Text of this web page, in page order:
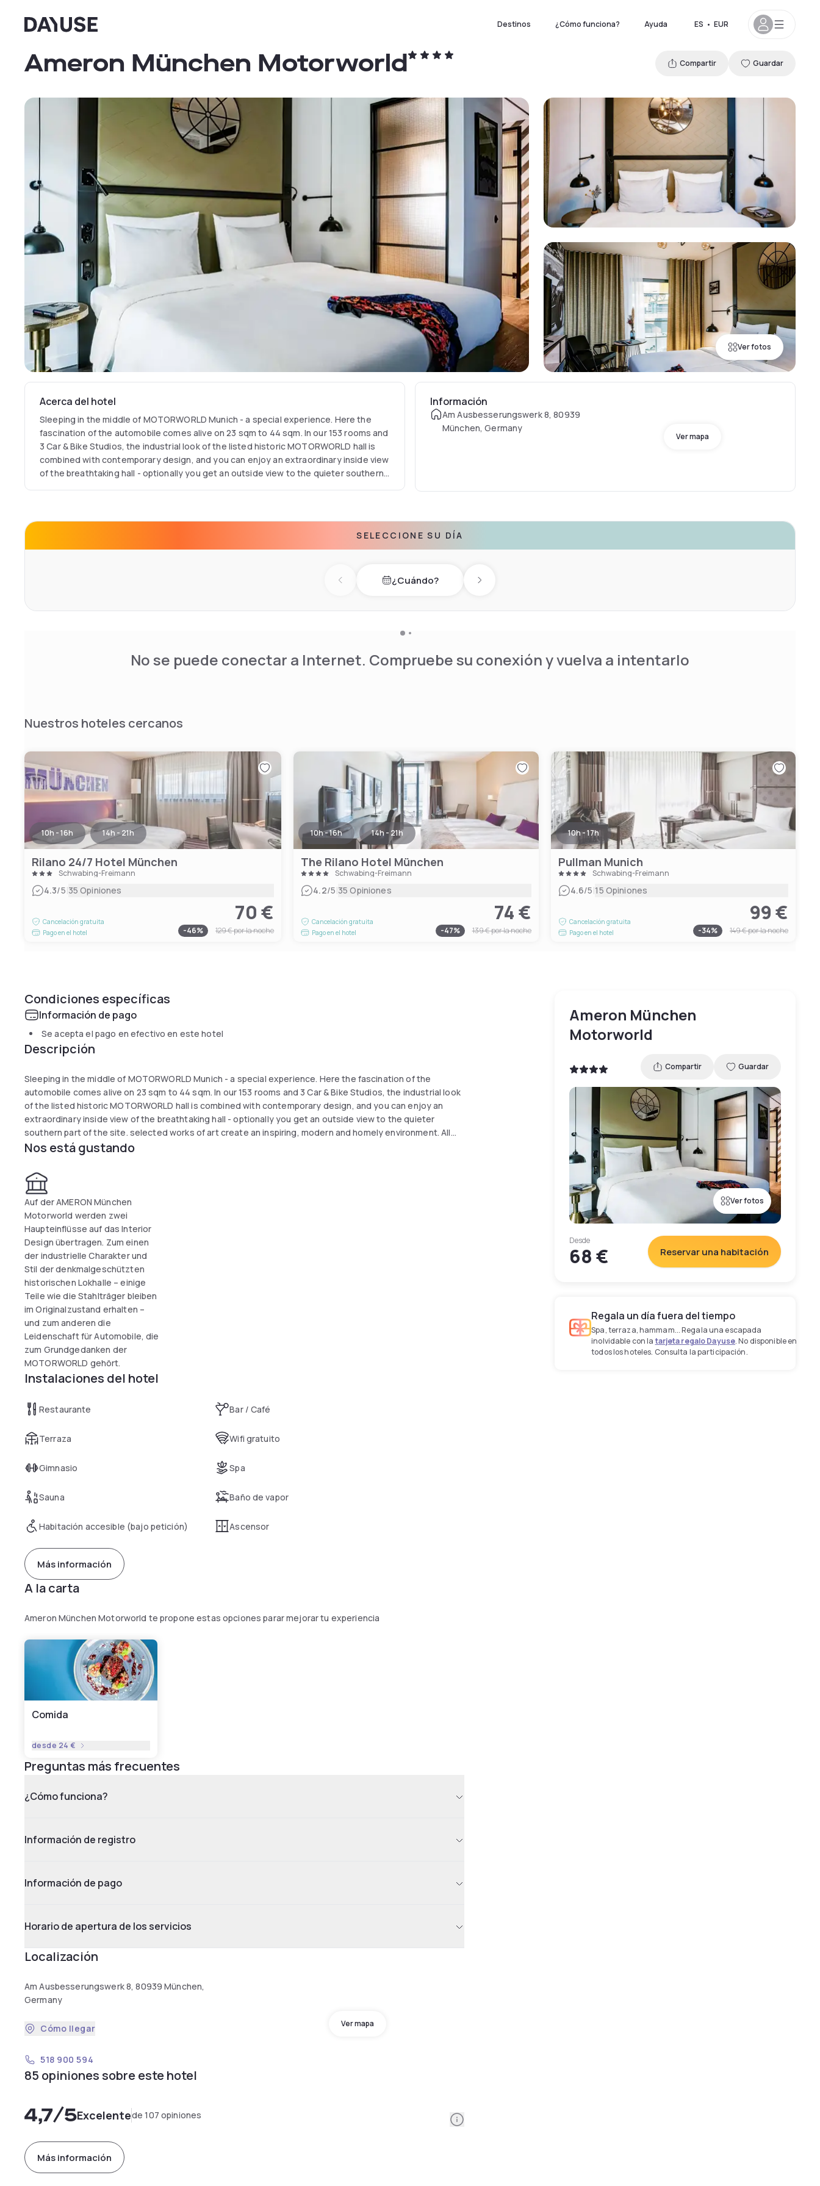
Dayuse Destinos ¿Cómo funciona? Ayuda ES • EUR
Ver fotos
Ameron München Motorworld Compartir Guardar
Acerca del hotel
Sleeping in the middle of MOTORWORLD Munich - a special experience. Here the
fascination of the automobile comes alive on 23 sqm to 44 sqm. In our 153 rooms and
3 Car & Bike Studios, the industrial look of the listed historic MOTORWORLD hall is
combined with contemporary design, and you can enjoy an extraordinary inside view
of the breathtaking hall - optionally you get an outside view to the quieter southern
Información
Am Ausbesserungswerk 8, 80939
München, Germany
Ver mapa
SELECCIONE SU DÍA
Previous day¿Cuándo? Next day
No se puede conectar a Internet. Compruebe su conexión y vuelva a intentarlo
Nuestros hoteles cercanos
10h - 16h 14h - 21h
Rilano 24/7 Hotel München
Schwabing-Freimann
4.3/5|35 Opiniones
Cancelación gratuita
Pago en el hotel
70 €
-46% 129 €por la noche
10h - 16h 14h - 21h
The Rilano Hotel München
Schwabing-Freimann
4.2/5|35 Opiniones
Cancelación gratuita
Pago en el hotel
74 €
-47% 139 €por la noche
10h - 17h
Pullman Munich
Schwabing-Freimann
4.6/5|15 Opiniones
Cancelación gratuita
Pago en el hotel
99 €
-34% 149 €por la noche
Condiciones específicas
Información de pago
Se acepta el pago en efectivo en este hotel
Descripción
Sleeping in the middle of MOTORWORLD Munich - a special experience. Here the fascination of the
automobile comes alive on 23 sqm to 44 sqm. In our 153 rooms and 3 Car & Bike Studios, the industrial look
of the listed historic MOTORWORLD hall is combined with contemporary design, and you can enjoy an
extraordinary inside view of the breathtaking hall - optionally you get an outside view to the quieter
southern part of the site. selected works of art create an inspiring, modern and homely environment. All
our rooms are equipped with Air conditioning, Safe, Telephone, Digital room control, Free WLAN, Coffee
maker and minibar. Free use of our vitality included.
Nos está gustando
Auf der AMERON München
Motorworld werden zwei
Haupteinflüsse auf das Interior
Design übertragen. Zum einen
der industrielle Charakter und
Stil der denkmalgeschützten
historischen Lokhalle – einige
Teile wie die Stahlträger bleiben
im Originalzustand erhalten –
und zum anderen die
Leidenschaft für Automobile, die
zum Grundgedanken der
MOTORWORLD gehört.
Instalaciones del hotel
Restaurante Bar / Café
Terraza Wifi gratuito
Gimnasio Spa
Sauna Baño de vapor
Habitación accesible (bajo petición) Ascensor
Más información
A la carta
Ameron München Motorworld te propone estas opciones parar mejorar tu experiencia
Comida
desde 24 €
Preguntas más frecuentes
¿Cómo funciona?
Información de registro
Información de pago
Horario de apertura de los servicios
Localización
Am Ausbesserungswerk 8, 80939 München,
Germany
Ver mapa
Cómo llegar
518 900 594
85 opiniones sobre este hotel
4,7/5Excelentede 107 opiniones Information
Más información
Ameron München
Motorworld
Compartir Guardar
Ver fotos
Desde
68 € Reservar una habitación
Regala un día fuera del tiempo
Spa, terraza, hammam... Regala una escapada
inolvidable con latarjeta regalo Dayuse. No disponible en
todos los hoteles. Consulta la participación.